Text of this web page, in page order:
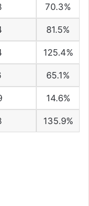
70.3%
81.5%
125.4%
65.1%
14.6%
135.9%